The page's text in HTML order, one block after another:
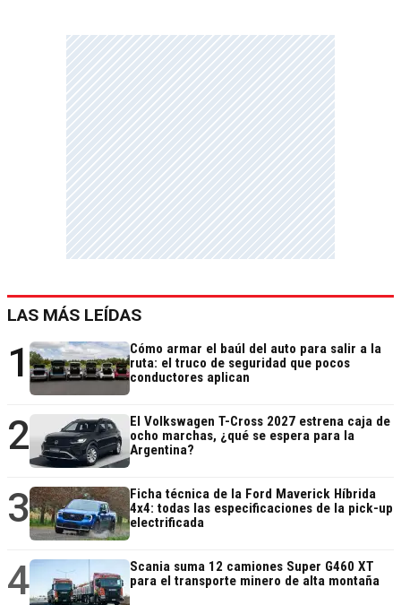
LAS MÁS LEÍDAS
1
Cómo armar el baúl del auto para salir a la
ruta: el truco de seguridad que pocos
conductores aplican
2
El Volkswagen T-Cross 2027 estrena caja de
ocho marchas, ¿qué se espera para la
Argentina?
3
Ficha técnica de la Ford Maverick Híbrida
4x4: todas las especificaciones de la pick-up
electrificada
4
Scania suma 12 camiones Super G460 XT
para el transporte minero de alta montaña